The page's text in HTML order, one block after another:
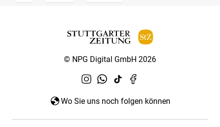
© NPG Digital GmbH 2026
Wo Sie uns noch folgen können